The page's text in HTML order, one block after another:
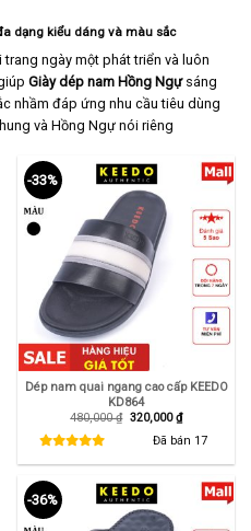
dạng kiểu dáng và màu sắc
ngày một phát triển và luôn
Giày dép nam Hồng Ngựsáng
nhầm đáp ứng nhu cầu tiêu dùng
và Hồng Ngự nói riêng
-33%
Dép nam quai ngang cao cấp KEEDO
KD864
480,000₫ Giá
320,000₫Giá
hiện
tại
Đã bán 17
-36%